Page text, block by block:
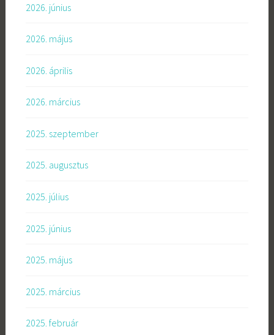
2026. június
2026. május
2026. április
2026. március
2025. szeptember
2025. augusztus
2025. július
2025. június
2025. május
2025. március
2025. február